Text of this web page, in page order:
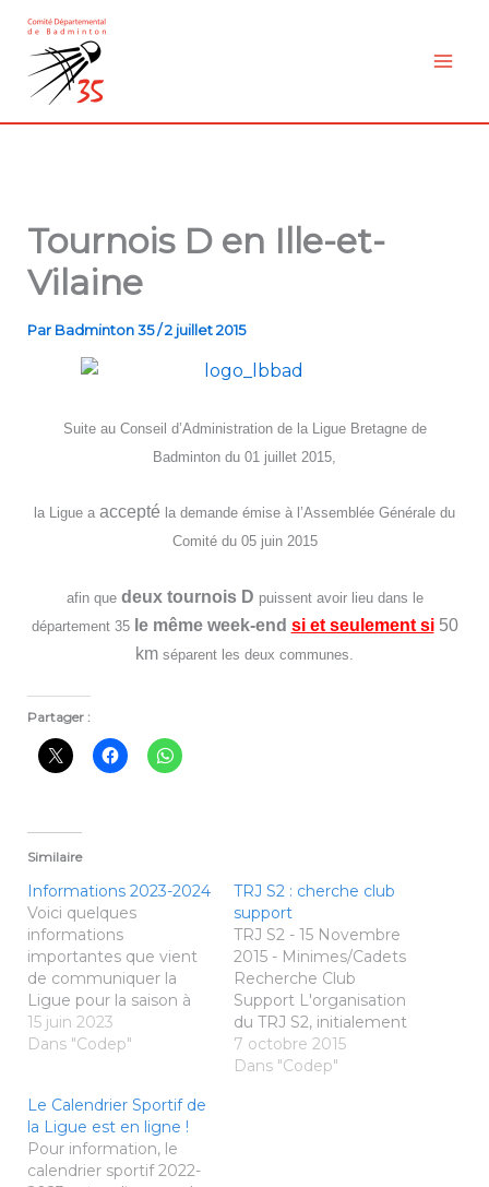
contenu
Tournois D en Ille-et-
Vilaine
Par Badminton 35/2 juillet 2015
Suite au Conseil d’Administration de la Ligue Bretagne de
Badminton du 01 juillet 2015,
la Ligue a accepté la demande émise à l’Assemblée Générale du
Comité du 05 juin 2015
afin que deux tournois D puissent avoir lieu dans le
département 35 le même week-end si et seulement si50
km séparent les deux communes.
Partager :
Similaire
Informations 2023-2024
Voici quelques
informations
importantes que vient
de communiquer la
Ligue pour la saison à
venir: Échéances à
respecter pour les
calendrier sportif et du
règlement de la
Commission Ligue
Tournois marque le
15 juin 2023
Dans "Codep"
TRJ S2 : cherche club
support
TRJ S2 - 15 Novembre
2015 - Minimes/Cadets
Recherche Club
Support L'organisation
du TRJ S2, initialement
attribué au Comité 22,
n'a pas trouvé de club
7 octobre 2015
Dans "Codep"
Le Calendrier Sportif de
la Ligue est en ligne !
Pour information, le
calendrier sportif 2022-